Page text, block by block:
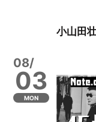
小山田
08/
03
MON